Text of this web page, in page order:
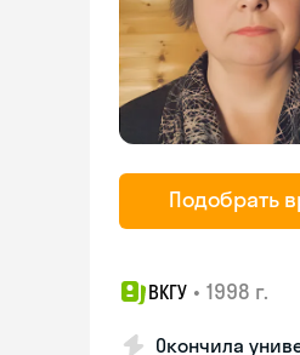
Подобрать
ВКГУ • 1998 г.
Окончила